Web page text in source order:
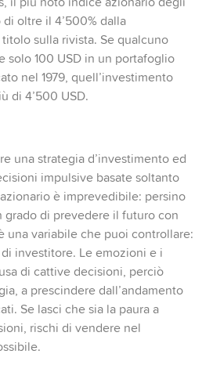
oltre il 4’500% dalla
sulla rivista. Se qualcuno
solo 100 USD in un portafoglio
nel 1979, quell’investimento
di 4’500 USD.
una strategia d’investimento ed
impulsive basate soltanto
è imprevedibile: persino
di prevedere il futuro con
una variabile che puoi controllare:
investitore. Le emozioni e i
di cattive decisioni, perciò
a prescindere dall’andamento
Se lasci che sia la paura a
rischi di vendere nel